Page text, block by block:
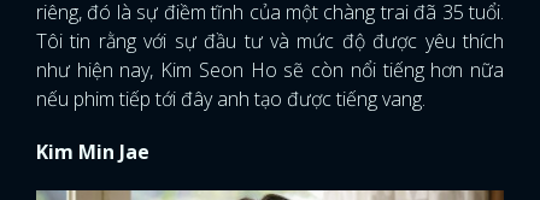
riêng, đó là sự điềm tĩnh của một chàng trai đã 35 tuổi.
Tôi tin rằng với sự đầu tư và mức độ được yêu thích
như hiện nay, Kim Seon Ho sẽ còn nổi tiếng hơn nữa
nếu phim tiếp tới đây anh tạo được tiếng vang.
Kim Min Jae